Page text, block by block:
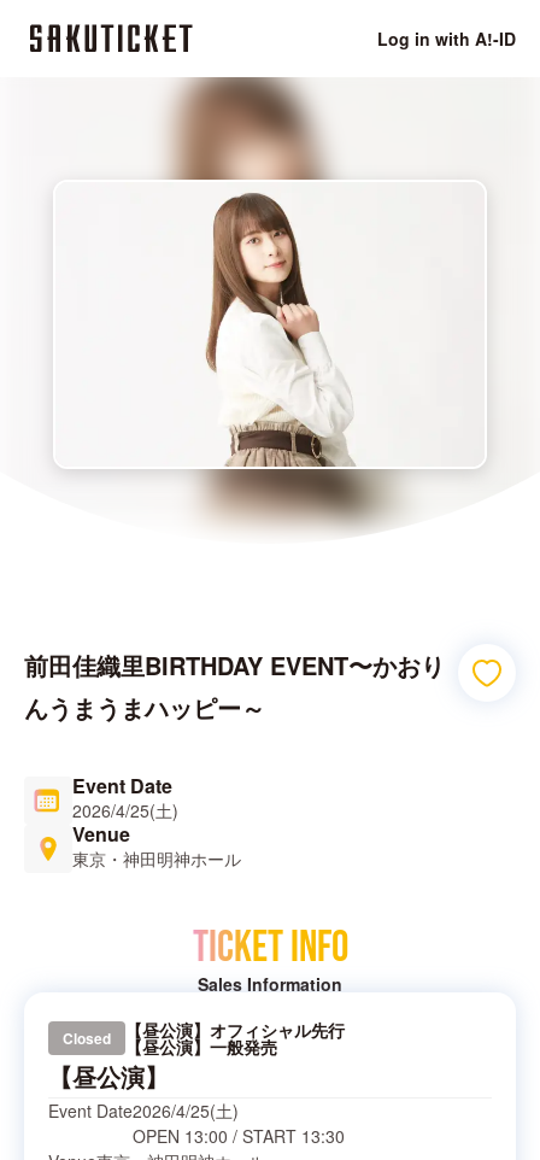
Log in with A!-ID
前田佳織里BIRTHDAY EVENT〜かおり
んうまうまハッピー～
Event Date
2026/4/25(土)
Venue
東京・神田明神ホール
TICKET INFO
Sales Information
Closed 【昼公演】オフィシャル先行
【昼公演】一般発売
【昼公演】
Event Date2026/4/25(土)
OPEN 13:00 / START 13:30